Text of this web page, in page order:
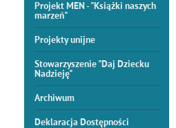
Projekt MEN - "Książki naszych
marzeń"
Projekty unijne
Stowarzyszenie "Daj Dziecku
Nadzieję"
Archiwum
Deklaracja Dostępności